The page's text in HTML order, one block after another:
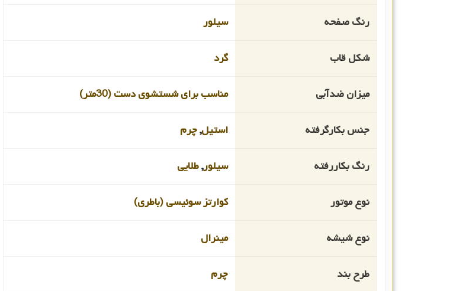
رنگ صفحه سیلور
شکل قاب گرد
میزان ضدآبی مناسب برای شستشوی دست (30متر)
جنس بکارگرفته استیل,چرم
رنگ بکاررفته سیلور,طلایی
نوع موتور کوارتز سوئیسی (باطری)
نوع شیشه مینرال
طرح بند چرم